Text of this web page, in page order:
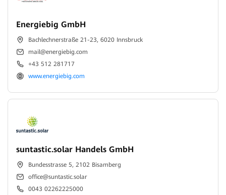
Energiebig GmbH
Bachlechnerstraße 21-23, 6020 Innsbruck
mail@energiebig.com
+43 512 281717
www.energiebig.com
suntastic.solar Handels GmbH
Bundesstrasse 5, 2102 Bisamberg
office@suntastic.solar
0043 02262225000